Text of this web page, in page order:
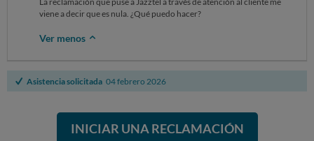
viene a decir que es nula. ¿Qué puedo hacer?
Ver menos
Asistencia solicitada 04 febrero 2026
INICIAR UNA RECLAMACIÓN